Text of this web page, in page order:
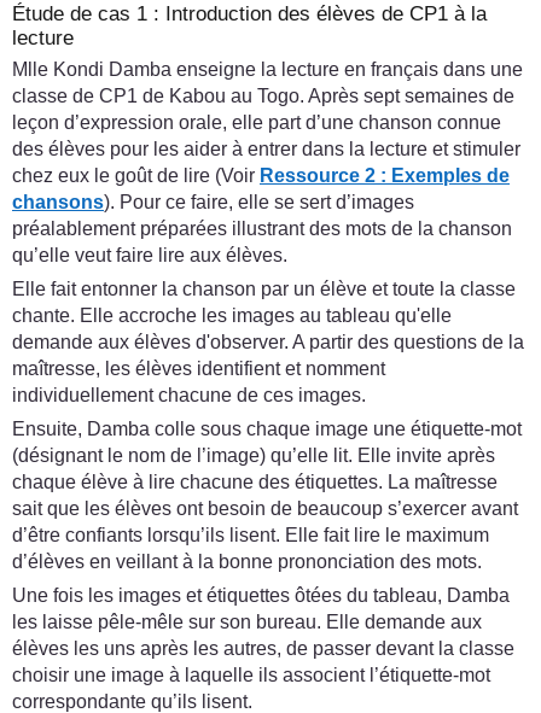
Étude de cas 1 : Introduction des élèves de CP1 à la
lecture
Mlle Kondi Damba enseigne la lecture en français dans une
classe de CP1 de Kabou au Togo. Après sept semaines de
leçon d’expression orale, elle part d’une chanson connue
des élèves pour les aider à entrer dans la lecture et stimuler
chez eux le goût de lire (Voir Ressource 2 : Exemples de
chansons). Pour ce faire, elle se sert d’images
préalablement préparées illustrant des mots de la chanson
qu’elle veut faire lire aux élèves.
Elle fait entonner la chanson par un élève et toute la classe
chante. Elle accroche les images au tableau qu'elle
demande aux élèves d'observer. A partir des questions de la
maîtresse, les élèves identifient et nomment
individuellement chacune de ces images.
Ensuite, Damba colle sous chaque image une étiquette-mot
(désignant le nom de l’image) qu’elle lit. Elle invite après
chaque élève à lire chacune des étiquettes. La maîtresse
sait que les élèves ont besoin de beaucoup s’exercer avant
d’être confiants lorsqu’ils lisent. Elle fait lire le maximum
d’élèves en veillant à la bonne prononciation des mots.
Une fois les images et étiquettes ôtées du tableau, Damba
les laisse pêle-mêle sur son bureau. Elle demande aux
élèves les uns après les autres, de passer devant la classe
choisir une image à laquelle ils associent l’étiquette-mot
correspondante qu’ils lisent.